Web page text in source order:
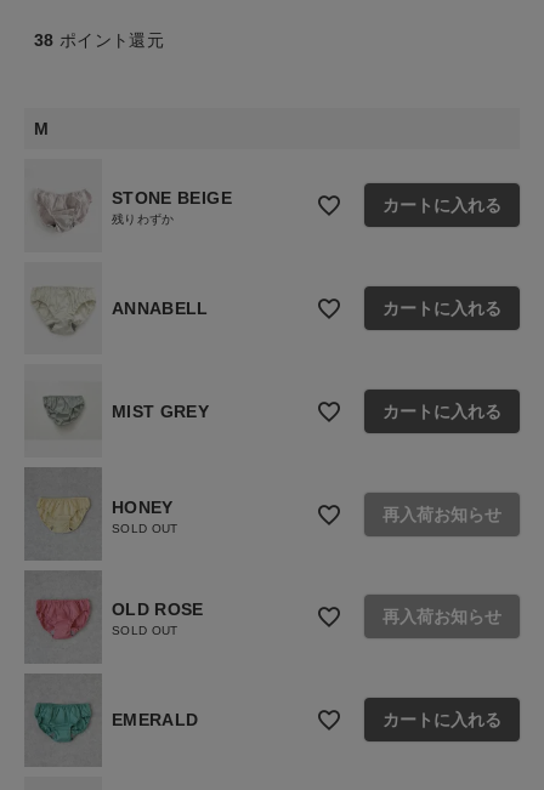
特集
お問い合わせ
ショップリスト
38 ポイント還元
M
STONE BEIGE
残りわずか
カートに入れる
ANNABELL カートに入れる
MIST GREY カートに入れる
HONEY
SOLD OUT
再入荷お知らせ
OLD ROSE
SOLD OUT
再入荷お知らせ
EMERALD カートに入れる